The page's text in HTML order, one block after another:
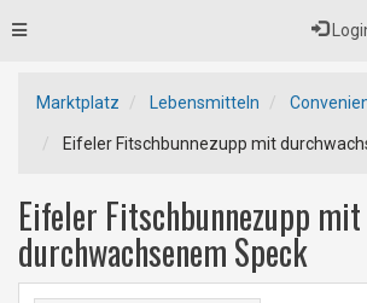
Toggle
Marktplatz Lebensmitteln
Eifeler Fitschbunnezupp mit
Eifeler Fitschbunnezupp mit
durchwachsenem Speck